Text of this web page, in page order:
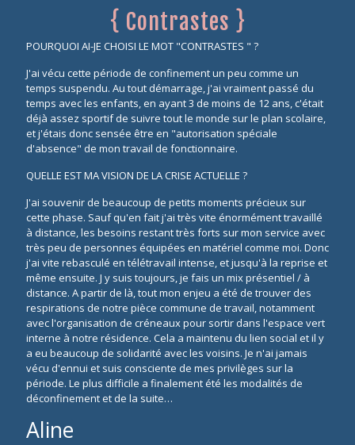
{ Contrastes }
POURQUOI AI-JE CHOISI LE MOT "CONTRASTES " ?
J'ai vécu cette période de confinement un peu comme un
temps suspendu. Au tout démarrage, j'ai vraiment passé du
temps avec les enfants, en ayant 3 de moins de 12 ans, c'était
déjà assez sportif de suivre tout le monde sur le plan scolaire,
et j'étais donc sensée être en "autorisation spéciale
d'absence" de mon travail de fonctionnaire.
QUELLE EST MA VISION DE LA CRISE ACTUELLE ?
J'ai souvenir de beaucoup de petits moments précieux sur
cette phase. Sauf qu'en fait j'ai très vite énormément travaillé
à distance, les besoins restant très forts sur mon service avec
très peu de personnes équipées en matériel comme moi. Donc
j'ai vite rebasculé en télétravail intense, et jusqu'à la reprise et
même ensuite. J y suis toujours, je fais un mix présentiel / à
distance. A partir de là, tout mon enjeu a été de trouver des
respirations de notre pièce commune de travail, notamment
avec l'organisation de créneaux pour sortir dans l'espace vert
interne à notre résidence. Cela a maintenu du lien social et il y
a eu beaucoup de solidarité avec les voisins. Je n'ai jamais
vécu d'ennui et suis consciente de mes privilèges sur la
période. Le plus difficile a finalement été les modalités de
déconfinement et de la suite…
Aline